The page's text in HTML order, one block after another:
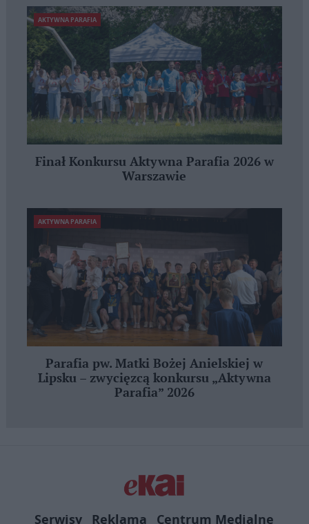
AKTYWNA PARAFIA
Finał Konkursu Aktywna Parafia 2026 w
Warszawie
AKTYWNA PARAFIA
Parafia pw. Matki Bożej Anielskiej w
Lipsku – zwycięzcą konkursu „Aktywna
Parafia” 2026
Serwisy Reklama Centrum Medialne